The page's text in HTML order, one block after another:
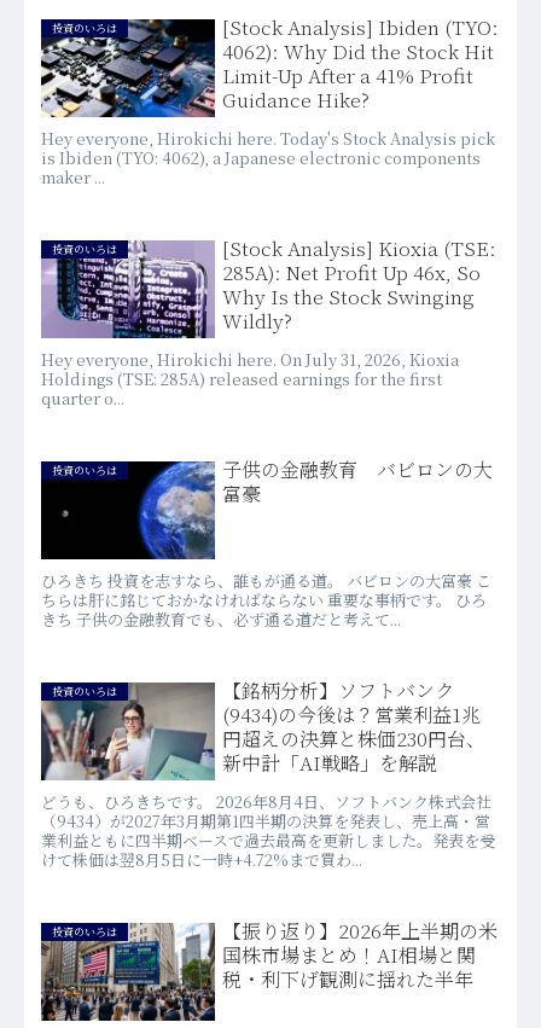
投資のいろは
[Stock Analysis] Ibiden (TYO:
4062): Why Did the Stock Hit
Limit-Up After a 41% Profit
Guidance Hike?
Hey everyone, Hirokichi here. Today's Stock Analysis pick
is Ibiden (TYO: 4062), a Japanese electronic components
maker ...
投資のいろは
[Stock Analysis] Kioxia (TSE:
285A): Net Profit Up 46x, So
Why Is the Stock Swinging
Wildly?
Hey everyone, Hirokichi here. On July 31, 2026, Kioxia
Holdings (TSE: 285A) released earnings for the first
quarter o...
投資のいろは
子供の金融教育 バビロンの大
富豪
ひろきち 投資を志すなら、誰もが通る道。 バビロンの大富豪 こ
ちらは肝に銘じておかなければならない 重要な事柄です。 ひろ
きち 子供の金融教育でも、必ず通る道だと考えて...
投資のいろは
【銘柄分析】ソフトバンク
(9434)の今後は？営業利益1兆
円超えの決算と株価230円台、
新中計「AI戦略」を解説
どうも、ひろきちです。 2026年8月4日、ソフトバンク株式会社
（9434）が2027年3月期第1四半期の決算を発表し、売上高・営
業利益ともに四半期ベースで過去最高を更新しました。発表を受
けて株価は翌8月5日に一時+4.72%まで買わ...
投資のいろは
【振り返り】2026年上半期の米
国株市場まとめ！AI相場と関
税・利下げ観測に揺れた半年